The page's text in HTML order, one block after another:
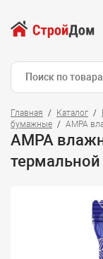
Главная Каталог
бумажные
АМРА
АМРА